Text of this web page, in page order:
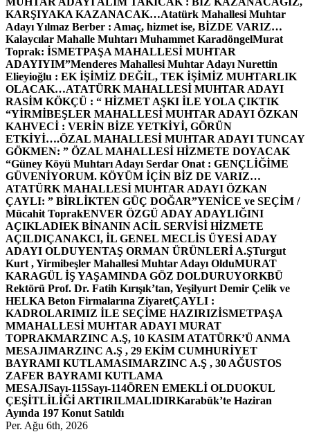
KARŞIYAKA KAZANACAK…Atatürk Mahallesi Muhtar
Adayı Yılmaz Berber : Amaç, hizmet ise, BİZDE VARIZ…
Kalaycılar Mahalle Muhtarı Muhammet KaradöngelMurat
Toprak: İSMETPAŞA MAHALLESİ MUHTAR
ADAYIYIM”Menderes Mahallesi Muhtar Adayı Nurettin
Elieyioğlu : EK İŞİMİZ DEĞİL, TEK İŞİMİZ MUHTARLIK
OLACAK…ATATÜRK MAHALLESİ MUHTAR ADAYI
RASİM KÖKÇÜ : “ HİZMET AŞKI İLE YOLA ÇIKTIK
“YİRMİBEŞLER MAHALLESİ MUHTAR ADAYI ÖZKAN
KAHVECİ : VERİN BİZE YETKİYİ, GÖRÜN
ETKİYİ….ÖZAL MAHALLESİ MUHTAR ADAYI TUNCAY
GÖKMEN: ” ÖZAL MAHALLESİ HİZMETE DOYACAK
“Güney Köyü Muhtarı Adayı Serdar Onat : GENÇLİĞİME
GÜVENİYORUM. KÖYÜM İÇİN BİZ DE VARIZ…
ATATÜRK MAHALLESİ MUHTAR ADAYI ÖZKAN
ÇAYLI: ” BİRLİKTEN GÜÇ DOĞAR”YENİCE ve SEÇİM /
Mücahit ToprakENVER ÖZGÜ ADAY ADAYLIĞINI
AÇIKLADIEK BİNANIN ACİL SERVİSİ HİZMETE
AÇILDIÇANAKCI, İL GENEL MECLİS ÜYESİ ADAY
ADAYI OLDUYENTAŞ ORMAN ÜRÜNLERİ A.ŞTurgut
Kurt , Yirmibeşler Mahallesi Muhtar Adayı OlduMURAT
KARAGÜL İŞ YAŞAMINDA GÖZ DOLDURUYORKBÜ
Rektörü Prof. Dr. Fatih Kırışık’tan, Yeşilyurt Demir Çelik ve
HELKA Beton Firmalarına ZiyaretÇAYLI :
KADROLARIMIZ İLE SEÇİME HAZIRIZİSMETPAŞA
MMAHALLESİ MUHTAR ADAYI MURAT
TOPRAKMARZINC A.Ş, 10 KASIM ATATÜRK’Ü ANMA
MESAJIMARZINC A.Ş , 29 EKİM CUMHURİYET
BAYRAMI KUTLAMASIMARZINC A.Ş , 30 AĞUSTOS
ZAFER BAYRAMI KUTLAMA
MESAJISayı-115Sayı-114ÖREN EMEKLİ OLDUOKUL
ÇEŞİTLİLİĞİ ARTIRILMALIDIRKarabük’te Haziran
Ayında 197 Konut Satıldı
Per. Ağu 6th, 2026